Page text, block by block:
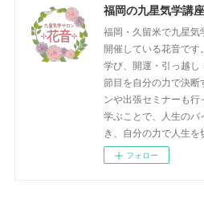
福岡の九星気学講
福岡・久留米で九星
開催している花音で
学び、開運・引っ越
節目を自分の力で決断
ンや出張セミナーも
学ぶことで、人生の
き、自分の力で人生を
フォロー